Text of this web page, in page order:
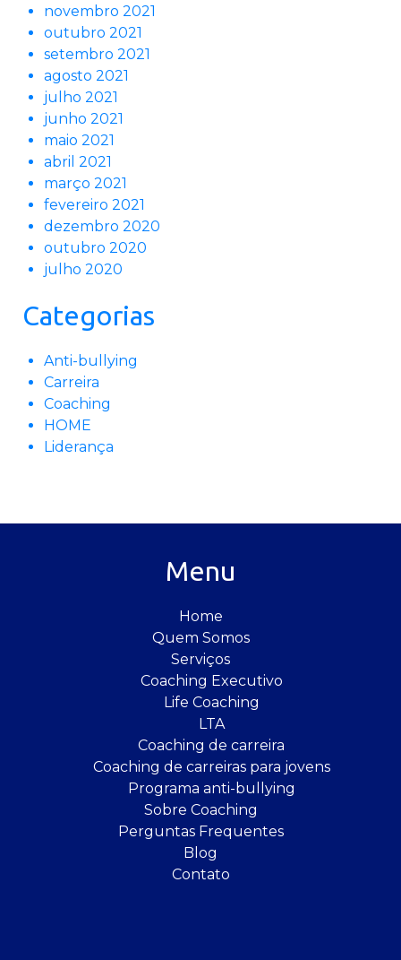
novembro 2021
outubro 2021
setembro 2021
agosto 2021
julho 2021
junho 2021
maio 2021
abril 2021
março 2021
fevereiro 2021
dezembro 2020
outubro 2020
julho 2020
Categorias
Anti-bullying
Carreira
Coaching
HOME
Liderança
Menu
Home
Quem Somos
Serviços
Coaching Executivo
Life Coaching
LTA
Coaching de carreira
Coaching de carreiras para jovens
Programa anti-bullying
Sobre Coaching
Perguntas Frequentes
Blog
Contato